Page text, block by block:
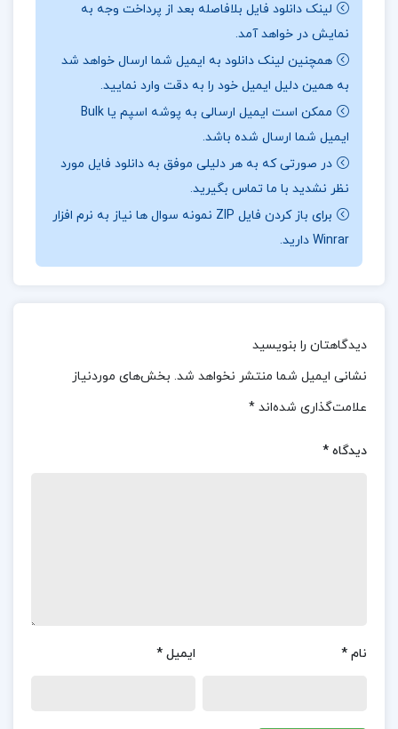
📖بخشی ازکتابراه بردگی: هایک در این اثر هشدار می‌
دهد که برنامه‌ ریزی اقتصادی دولتی و تمرکز قدرت، حتی با
نیت‌ های خیرخواهانه، می‌تواند به استبداد و نابودی آزادی‌
فاشیسم، برخلاف تصور رایج، ریشه‌ های مشترکی در کنترل
دولتی و نفی فردگرایی دارند و هر دو می‌ توانند جوامع را به
سمت بردگی سوق دهند.
📌 فهرست مطالب کتاب راه بردگی فریدریش فون
فصل دوم : هواداران ادامه «برنامه‌ریزی»
پرشمارند
فصل سوم : «برنامه‌ریزان» وعده بهشت می‌دهند
و…
قانون هایک در روانشناسی
لینک دانلود فایل بلافاصله بعد از پرداخت وجه به
نمایش در خواهد آمد.
همچنین لینک دانلود به ایمیل شما ارسال خواهد شد
به همین دلیل ایمیل خود را به دقت وارد نمایید.
ممکن است ایمیل ارسالی به پوشه اسپم یا Bulk
ایمیل شما ارسال شده باشد.
در صورتی که به هر دلیلی موفق به دانلود فایل مورد
نظر نشدید با ما تماس بگیرید.
برای باز کردن فایل ZIP نمونه سوال ها نیاز به نرم افزار
Winrar دارید.
دیدگاهتان را بنویسید
نشانی ایمیل شما منتشر نخواهد شد. بخش‌های موردنیاز
علامت‌گذاری شده‌اند *
دیدگاه *
نام * ایمیل *